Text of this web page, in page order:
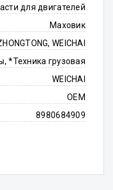
для двигателей
Маховик
WEICHAI
*Техника грузовая
WEICHAI
OEM
8980684909